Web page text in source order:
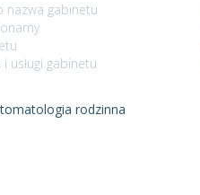
nazwa gabinetu
usługi gabinetu
rodzinna